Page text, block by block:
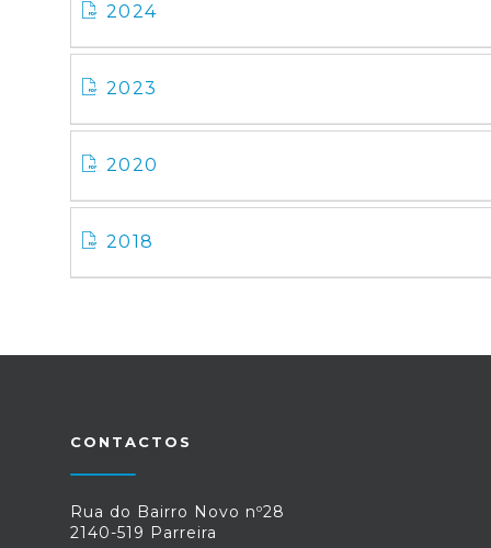
2024
2023
2020
2018
CONTACTOS
Rua do Bairro Novo nº28
2140-519 Parreira